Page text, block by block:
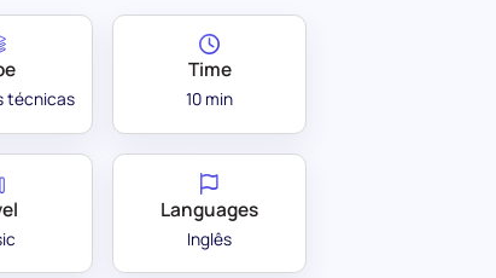
técnicas
Time
10 min
Languages
Inglês